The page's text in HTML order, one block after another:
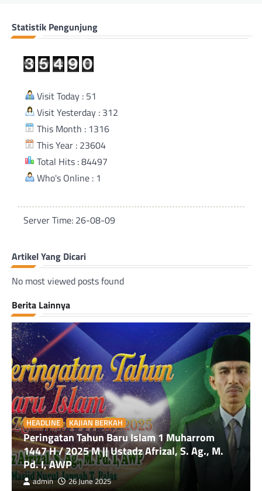
Statistik Pengunjung
Visit Today : 51
Visit Yesterday : 312
This Month : 1316
This Year : 23604
Total Hits : 84497
Who's Online : 1
Server Time: 26-08-09
Artikel Yang Dicari
No most viewed posts found
Berita Lainnya
HEADLINE KAJIAN BERKAH
Peringatan Tahun Baru Islam 1 Muharrom
1447 H / 2025 M || Ustadz Afrizal, S. Ag., M.
Pd. I, AWP
admin 26 June 2025